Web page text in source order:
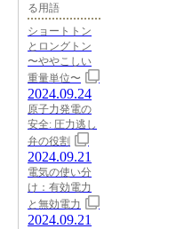
る用語
ショートトン
とロングトン
〜ややこしい
重量単位〜
2024.09.24
原子力発電の
安全: 圧力逃し
弁の役割
2024.09.21
電気の使い分
け：有効電力
と無効電力
2024.09.21